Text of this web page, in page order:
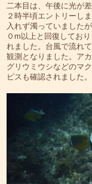
二本目は、午後に光が
２時半頃エントリーし
入れず濁っていました
０m以上と回復してお
れました。台風で流れ
観測となりました。ア
グリウミウシなどのマ
ビスも確認されました。